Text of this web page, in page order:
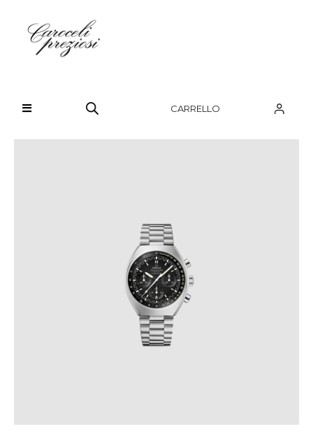
CARRELLO
CHI SIAMO
BRAND
CONTATTI